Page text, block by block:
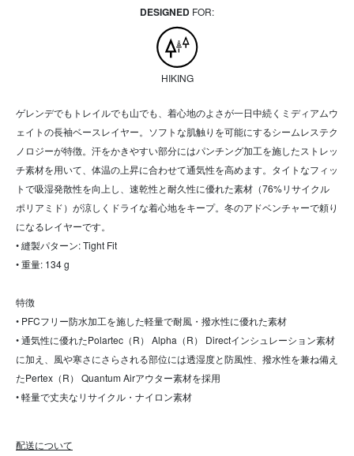
DESIGNED FOR:
HIKING
ゲレンデでもトレイルでも山でも、着心地のよさが一日中続くミディアムウ
ェイトの長袖ベースレイヤー。ソフトな肌触りを可能にするシームレステク
ノロジーが特徴。汗をかきやすい部分にはパンチング加工を施したストレッ
チ素材を用いて、体温の上昇に合わせて通気性を高めます。タイトなフィッ
トで吸湿発散性を向上し、速乾性と耐久性に優れた素材（76%リサイクル
ポリアミド）が涼しくドライな着心地をキープ。冬のアドベンチャーで頼り
になるレイヤーです。
• 縫製パターン: Tight Fit
• 重量: 134 g
特徴
• PFCフリー防水加工を施した軽量で耐風・撥水性に優れた素材
• 通気性に優れたPolartec（R） Alpha（R） Directインシュレーション素材
に加え、風や寒さにさらされる部位には透湿度と防風性、撥水性を兼ね備え
たPertex（R） Quantum Airアウター素材を採用
• 軽量で丈夫なリサイクル・ナイロン素材
配送について